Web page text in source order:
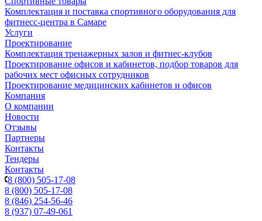
Комплектация и поставка спортивного оборудования для
фитнесс-центра в Самаре
Услуги
Проектирование
Комплектация тренажерных залов и фитнес-клубов
Проектирование офисов и кабинетов, подбор товаров для
рабочих мест офисных сотрудников
Проектирование медицинских кабинетов и офисов
Компания
О компании
Новости
Отзывы
Партнеры
Контакты
Тендеры
Контакты
8 (800) 505-17-08
8 (800) 505-17-08
8 (846) 254-56-46
8 (937) 07-49-061